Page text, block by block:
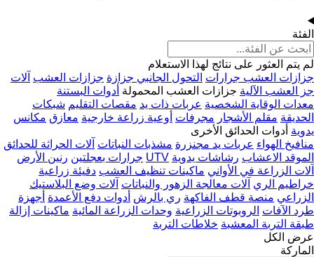
الفئة
لم يتم العثور على نتائج لهذا الاستعلام
جزازات العشب جرارات التحول الجانبي جزازة جزازات العشب آلات
جز العشب الآلية جزازات العشب المحمولة أدوات البستنة
معدات الوقاية الشخصية عربات ذات يد مقصات التقليم شبكات
الحديقة مقلم الأشجار مجرفات أوعية زراعة خارجية معازق مكانس
يدوية أدوات الحدائق الأخرى
منافيخ الهواء عربات يد مجنزرة مشذبات النباتات آلات الحراثة للحدائق
الموقد الاعشاب رشاشات يدوية UTV جرارات بعجلتين رنين الأرض
آلات الزراعة في الأواني ماكينات تنظيف العشب دفيئة زراعية
خراطيم الري آلات معالجة الزهور والنباتات آلات وضع البلاستيك
الزراعي منصة قطف الفاكهة ري بالرش أدوات دفع الأعمدة أجهزة
طرد الآفات الروبوتات الزراعية وحدات الزراعة المائية ماكينات إزالة
طبقة التربة المعشبة خلاطات التربة
عرض الكل
الماركة